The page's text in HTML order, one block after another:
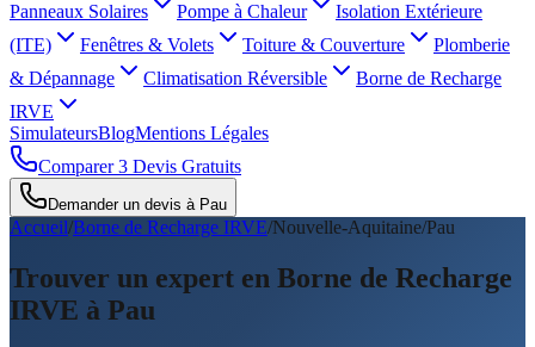
Panneaux Solaires Pompe à Chaleur
Isolation Extérieure
(ITE)
Fenêtres & Volets Toiture & Couverture
Plomberie
& Dépannage
Climatisation Réversible
Borne de Recharge
IRVE
SimulateursBlogMentions Légales
Comparer 3 Devis Gratuits
Demander un devis à Pau
Accueil/Borne de Recharge IRVE/Nouvelle-Aquitaine/Pau
Trouver un expert en Borne de Recharge
IRVE à Pau